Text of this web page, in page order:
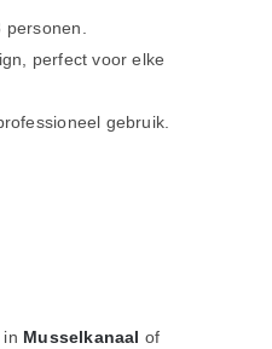
perfect voor elke
gebruik.
in Musselkanaal of